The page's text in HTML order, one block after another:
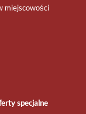
miejscowości
specjalne